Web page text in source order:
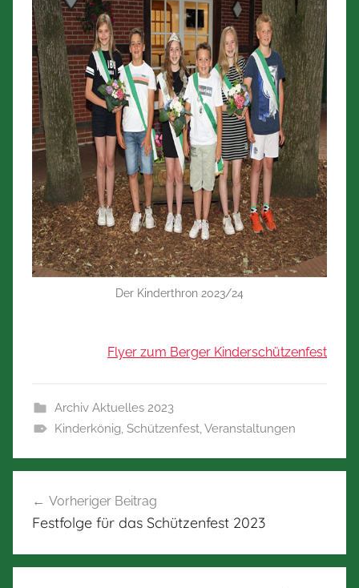
Der Kinderthron 2023/24
Flyer zum Berger Kinderschützenfest
Archiv Aktuelles 2023
Kinderkönig Schützenfest, Veranstaltungen
Vorheriger Beitrag
Festfolge für das Schützenfest 2023